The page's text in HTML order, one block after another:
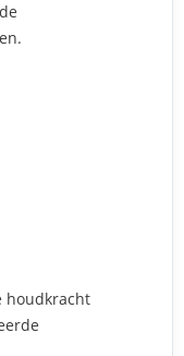
houdkracht